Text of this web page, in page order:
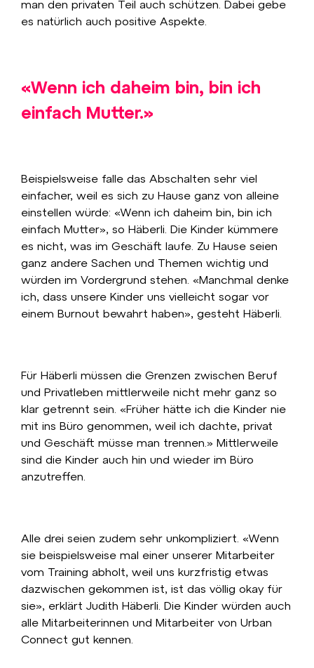
man den privaten Teil auch schützen. Dabei gebe
es natürlich auch positive Aspekte.
«Wenn ich daheim bin, bin ich
einfach Mutter.»
Beispielsweise falle das Abschalten sehr viel
einfacher, weil es sich zu Hause ganz von alleine
einstellen würde: «Wenn ich daheim bin, bin ich
einfach Mutter», so Häberli. Die Kinder kümmere
es nicht, was im Geschäft laufe. Zu Hause seien
ganz andere Sachen und Themen wichtig und
würden im Vordergrund stehen. «Manchmal denke
ich, dass unsere Kinder uns vielleicht sogar vor
einem Burnout bewahrt haben», gesteht Häberli.
Für Häberli müssen die Grenzen zwischen Beruf
und Privatleben mittlerweile nicht mehr ganz so
klar getrennt sein. «Früher hätte ich die Kinder nie
mit ins Büro genommen, weil ich dachte, privat
und Geschäft müsse man trennen.» Mittlerweile
sind die Kinder auch hin und wieder im Büro
anzutreffen.
Alle drei seien zudem sehr unkompliziert. «Wenn
sie beispielsweise mal einer unserer Mitarbeiter
vom Training abholt, weil uns kurzfristig etwas
dazwischen gekommen ist, ist das völlig okay für
sie», erklärt Judith Häberli. Die Kinder würden auch
alle Mitarbeiterinnen und Mitarbeiter von Urban
Connect gut kennen.